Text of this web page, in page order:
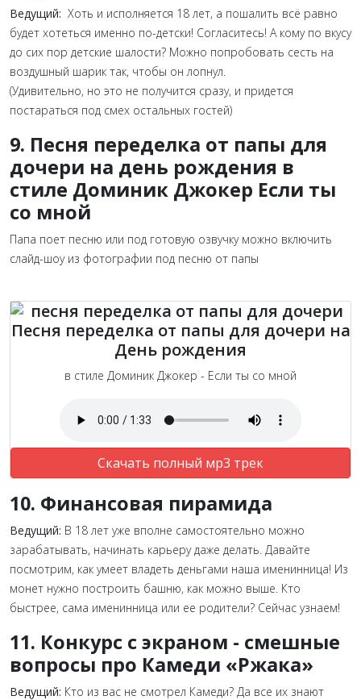
Ведущий: Хоть и исполняется 18 лет, а пошалить всё равно
будет хотеться именно по-детски! Согласитесь! А кому по вкусу
до сих пор детские шалости? Можно попробовать сесть на
воздушный шарик так, чтобы он лопнул.
(Удивительно, но это не получится сразу, и придется
постараться под смех остальных гостей)
9. Песня переделка от папы для
дочери на день рождения в
стиле Доминик Джокер Если ты
со мной
Папа поет песню или под готовую озвучку можно включить
слайд-шоу из фотографии под песню от папы
Песня переделка от папы для дочери на
День рождения
в стиле Доминик Джокер - Если ты со мной
Скачать полный мр3 трек
10. Финансовая пирамида
Ведущий: В 18 лет уже вполне самостоятельно можно
зарабатывать, начинать карьеру даже делать. Давайте
посмотрим, как умеет владеть деньгами наша именинница! Из
монет нужно построить башню, как можно выше. Кто
быстрее, сама именинница или ее родители? Сейчас узнаем!
11. Конкурс с экраном - смешные
вопросы про Камеди «‎Ржака»
Ведущий: Кто из вас не смотрел Камеди? Да все их знают